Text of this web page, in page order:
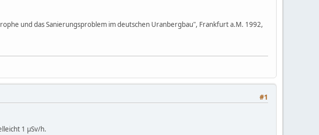
und das Sanierungsproblem im deutschen Uranbergbau", Frankfurt a.M. 1992,
#1
1 µSv/h.